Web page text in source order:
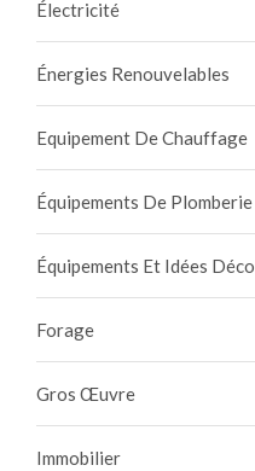
Électricité
Énergies Renouvelables
Equipement De Chauffage
Équipements De Plomberie
Équipements Et Idées Déco
Forage
Gros Œuvre
Immobilier